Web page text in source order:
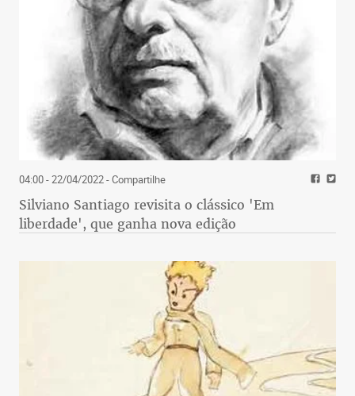
04:00 - 22/04/2022- Compartilhe
Silviano Santiago revisita o clássico 'Em
liberdade', que ganha nova edição